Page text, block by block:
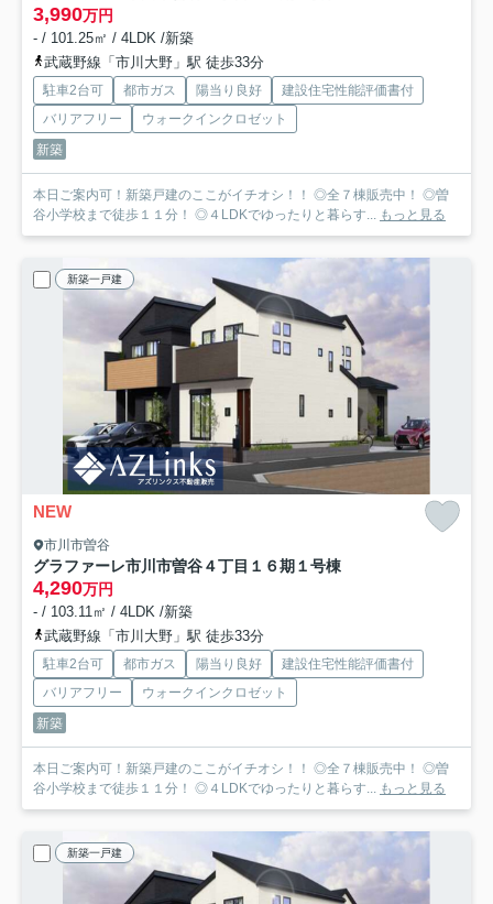
3,990万円
- / 101.25㎡ / 4LDK /新築
武蔵野線「市川大野」駅 徒歩33分
駐車2台可 都市ガス 陽当り良好
建設住宅性能評価書付
バリアフリー
ウォークインクロゼット
新築
本日ご案内可！新築戸建のここがイチオシ！！ ◎全７棟販売中！ ◎曽
谷小学校まで徒歩１１分！ ◎４LDKでゆったりと暮らす... もっと見る
新築一戸建
NEW
市川市曽谷
グラファーレ市川市曽谷４丁目１６期 １号棟
4,290万円
- / 103.11㎡ / 4LDK /新築
武蔵野線「市川大野」駅 徒歩33分
駐車2台可 都市ガス 陽当り良好
建設住宅性能評価書付
バリアフリー
ウォークインクロゼット
新築
本日ご案内可！新築戸建のここがイチオシ！！ ◎全７棟販売中！ ◎曽
谷小学校まで徒歩１１分！ ◎４LDKでゆったりと暮らす... もっと見る
新築一戸建